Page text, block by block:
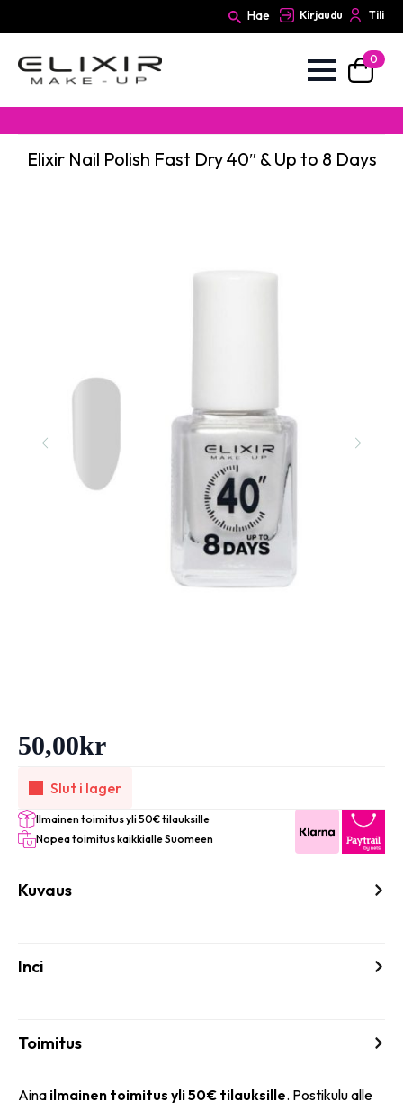
Hae Kirjaudu Tili
0
Elixir Nail Polish Fast Dry 40″ & Up to 8 Days
50,00kr
Slut i lager
Ilmainen toimitus yli 50€ tilauksille
Nopea toimitus kaikkialle Suomeen
Kuvaus
Inci
Toimitus
Aina ilmainen toimitus yli 50€ tilauksille. Postikulu alle